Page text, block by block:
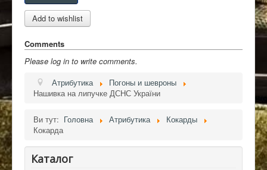
Comments
Please log in to write comments.
Атрибутика
Погоны и шевроны
Нашивка на липучке ДСНС України
Ви тут: Головна Атрибутика
Кокарды
Кокарда
Каталог